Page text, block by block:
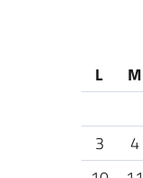
L M
3
4